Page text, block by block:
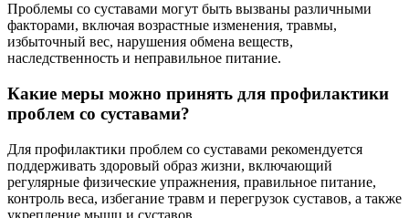
Проблемы со суставами могут быть вызваны различными
факторами, включая возрастные изменения, травмы,
избыточный вес, нарушения обмена веществ,
наследственность и неправильное питание.
Какие меры можно принять для профилактики
проблем со суставами?
Для профилактики проблем со суставами рекомендуется
поддерживать здоровый образ жизни, включающий
регулярные физические упражнения, правильное питание,
контроль веса, избегание травм и перегрузок суставов, а также
укрепление мышц и суставов.